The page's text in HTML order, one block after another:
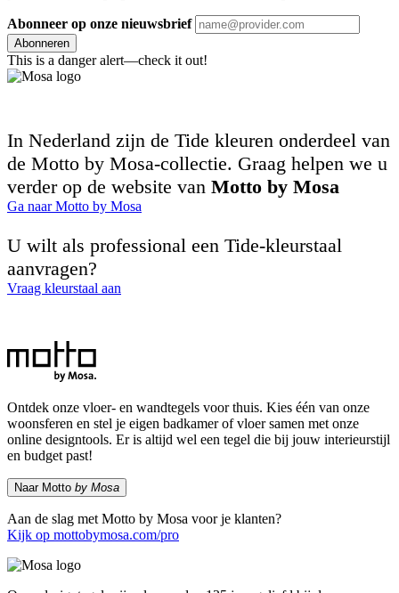
Abonneer op onze nieuwsbrief
Abonneren
This is a danger alert—check it out!
In Nederland zijn de Tide kleuren onderdeel van
de Motto by Mosa-collectie. Graag helpen we u
verder op de website van Motto by Mosa
Ga naar Motto by Mosa
U wilt als professional een Tide-kleurstaal
aanvragen?
Vraag kleurstaal aan
Ontdek onze vloer- en wandtegels voor thuis. Kies één van onze
woonsferen en stel je eigen badkamer of vloer samen met onze
online designtools. Er is altijd wel een tegel die bij jouw interieurstijl
en budget past!
Naar Motto by Mosa
Aan de slag met Motto by Mosa voor je klanten?
Kijk op mottobymosa.com/pro